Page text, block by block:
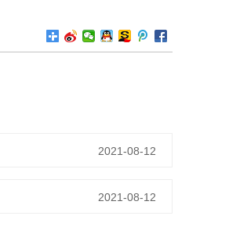
2021-08-12
2021-08-12